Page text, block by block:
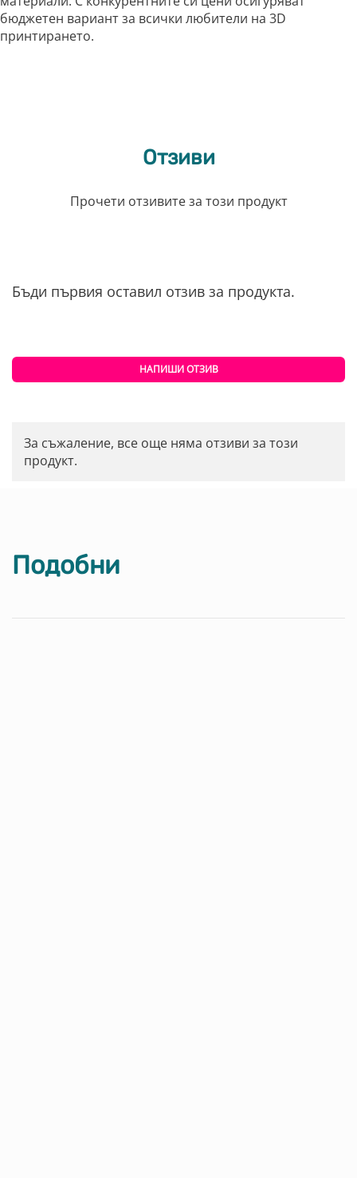
бюджетен вариант за всички любители на 3D
принтирането.
Отзиви
Прочети отзивите за този продукт
Бъди първия оставил отзив за продукта.
НАПИШИ ОТЗИВ
За съжаление, все още няма отзиви за този
продукт.
Подобни